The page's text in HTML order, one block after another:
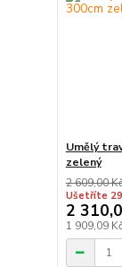
Umělý
zelený
2 609,00
Ušetříte
2
1 909,09